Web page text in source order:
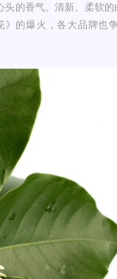
头的香气。清新、柔软
》的爆火，各大品牌也